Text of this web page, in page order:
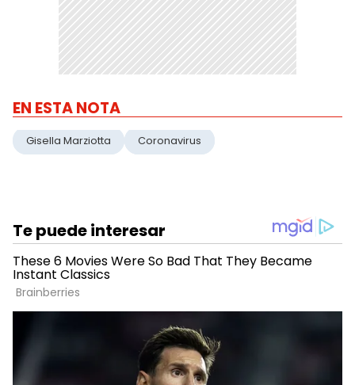
EN ESTA NOTA
Gisella Marziotta Coronavirus